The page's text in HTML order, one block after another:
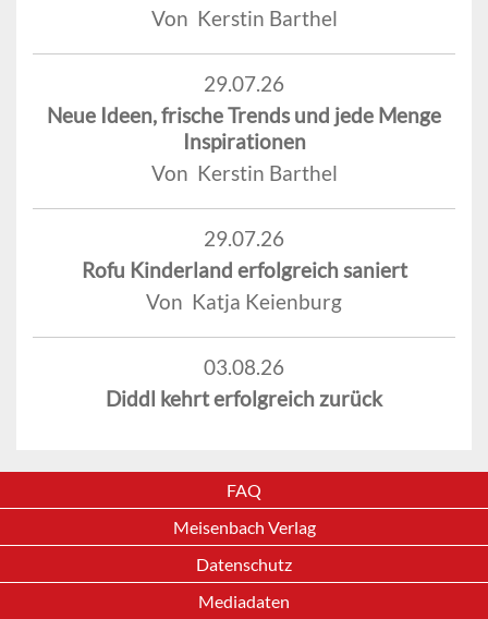
Von Kerstin Barthel
29.07.26
Neue Ideen, frische Trends und jede Menge
Inspirationen
Von Kerstin Barthel
29.07.26
Rofu Kinderland erfolgreich saniert
Von Katja Keienburg
03.08.26
Diddl kehrt erfolgreich zurück
FAQ
Meisenbach Verlag
Datenschutz
Mediadaten